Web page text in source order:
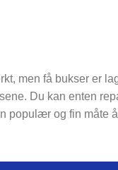
men få bukser er
Du kan enten
populær og fin måte